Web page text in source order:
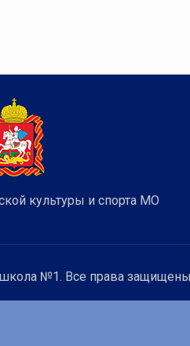
культуры и спорта МО
№1. Все права